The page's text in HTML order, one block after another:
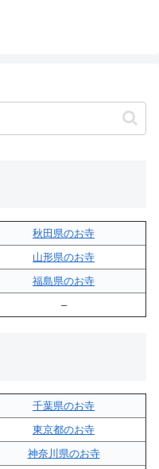
秋田県のお寺
山形県のお寺
福島県のお寺
–
千葉県のお寺
東京都のお寺
神奈川県のお寺